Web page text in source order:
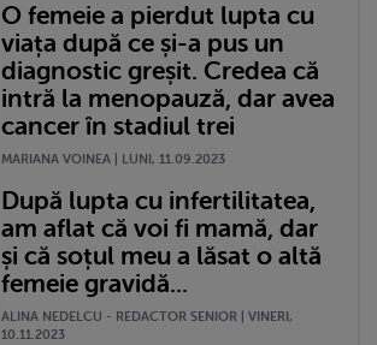
O femeie a pierdut lupta cu
viața după ce și-a pus un
diagnostic greșit. Credea că
intră la menopauză, dar avea
cancer în stadiul trei
MARIANA VOINEA | LUNI, 11.09.2023
După lupta cu infertilitatea,
am aflat că voi fi mamă, dar
și că soțul meu a lăsat o altă
femeie gravidă...
ALINA NEDELCU - REDACTOR SENIOR | VINERI,
10.11.2023